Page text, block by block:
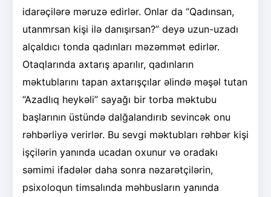
idarəçilərə məruzə edirlər. Onlar da “Qadınsan,
utanmrsan kişi ilə danışırsan?” deyə uzun-uzadı
alçaldıcı tonda qadınları məzəmmət edirlər.
Otaqlarında axtarış aparılır, qadınların
məktublarını tapan axtarışçılar əlində məşəl tutan
“Azadlıq heykəli” sayağı bir torba məktubu
başlarının üstündə dalğalandırıb sevincək onu
rəhbərliyə verirlər. Bu sevgi məktubları rəhbər kişi
işçilərin yanında ucadan oxunur və oradakı
səmimi ifadələr daha sonra nəzarətçilərin,
psixoloqun timsalında məhbusların yanında